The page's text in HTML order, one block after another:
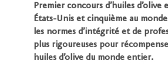
Premier concours d’huiles d’olive
États-Unis et cinquième au
les normes d’intégrité et de
plus rigoureuses pour
huiles d’olive du monde entier.